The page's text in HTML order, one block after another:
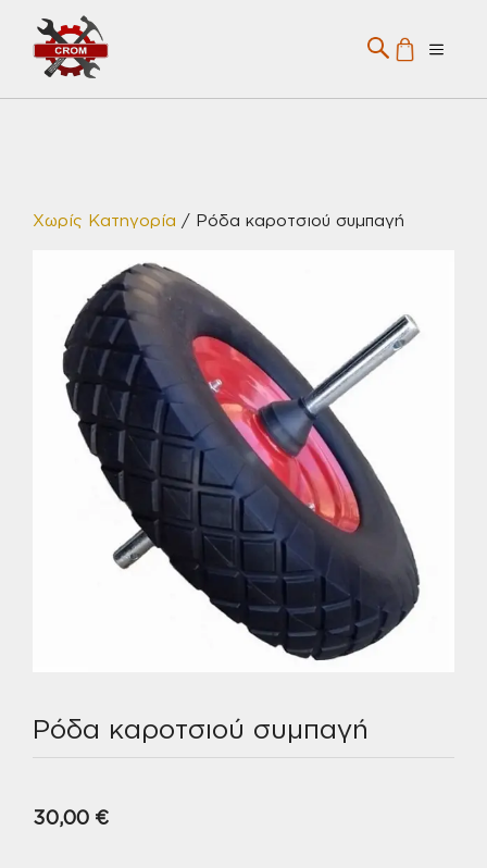
Μετάβαση
περιεχόμενο
Menu
Χωρίς Κατηγορία / Ρόδα καροτσιού συμπαγή
Ρόδα καροτσιού συμπαγή
30,00 €